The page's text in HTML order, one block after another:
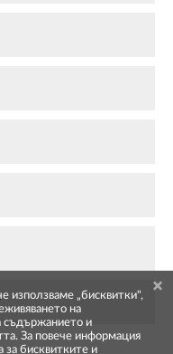
използваме „бисквитки",
на
съдържанието и
За повече информация
за бисквитките и